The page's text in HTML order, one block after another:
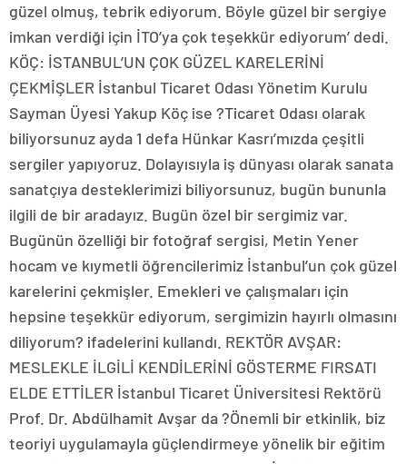
güzel olmuş, tebrik ediyorum. Böyle güzel bir sergiye
imkan verdiği için İTO’ya çok teşekkür ediyorum’ dedi.
KÖÇ: İSTANBUL’UN ÇOK GÜZEL KARELERİNİ
ÇEKMİŞLER İstanbul Ticaret Odası Yönetim Kurulu
Sayman Üyesi Yakup Köç ise ?Ticaret Odası olarak
biliyorsunuz ayda 1 defa Hünkar Kasrı’mızda çeşitli
sergiler yapıyoruz. Dolayısıyla iş dünyası olarak sanata
sanatçıya desteklerimizi biliyorsunuz, bugün bununla
ilgili de bir aradayız. Bugün özel bir sergimiz var.
Bugünün özelliği bir fotoğraf sergisi, Metin Yener
hocam ve kıymetli öğrencilerimiz İstanbul’un çok güzel
karelerini çekmişler. Emekleri ve çalışmaları için
hepsine teşekkür ediyorum, sergimizin hayırlı olmasını
diliyorum? ifadelerini kullandı. REKTÖR AVŞAR:
MESLEKLE İLGİLİ KENDİLERİNİ GÖSTERME FIRSATI
ELDE ETTİLER İstanbul Ticaret Üniversitesi Rektörü
Prof. Dr. Abdülhamit Avşar da ?Önemli bir etkinlik, biz
teoriyi uygulamayla güçlendirmeye yönelik bir eğitim